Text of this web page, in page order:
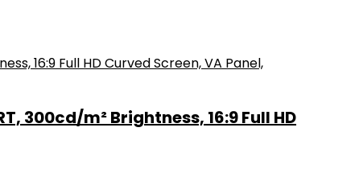
300cd/m² Brightness, 16:9 Full HD